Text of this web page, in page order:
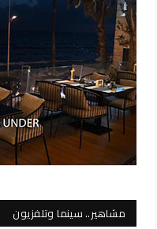
مشاهير.. سينما وتلفزيون